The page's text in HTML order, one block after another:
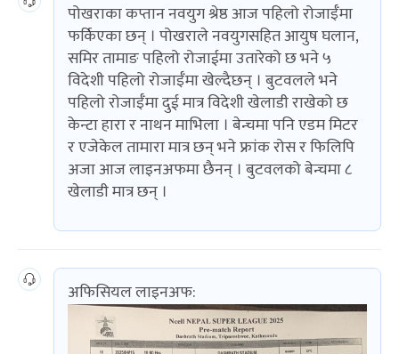
पोखराका कप्तान नवयुग श्रेष्ठ आज पहिलो रोजाईँमा
फर्किएका छन् । पोखराले नवयुगसहित आयुष घलान,
समिर तामाङ पहिलो रोजाईमा उतारेको छ भने ५
विदेशी पहिलो रोजाईँमा खेल्दैछन् । बुटवलले भने
पहिलो रोजाईँमा दुई मात्र विदेशी खेलाडी राखेको छ
केन्टा हारा र नाथन माभिला । बेन्चमा पनि एडम मिटर
र एजेकेल तामारा मात्र छन् भने फ्रांक रोस र फिलिपि
अजा आज लाइनअफमा छैनन् । बुटवलको बेन्चमा ८
खेलाडी मात्र छन् ।
अफिसियल लाइनअफ: